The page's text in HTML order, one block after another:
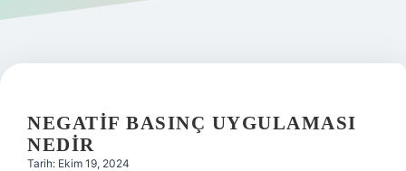
Gizlilik
Hakkımızda
NEGATIF BASINÇ UYGULAMASI
NEDIR
Tarih: Ekim 19, 2024